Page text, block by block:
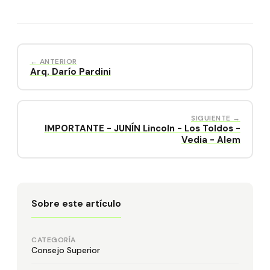
← ANTERIOR
Arq. Darío Pardini
SIGUIENTE →
IMPORTANTE - JUNÍN Lincoln - Los Toldos -
Vedia - Alem
Sobre este artículo
CATEGORÍA
Consejo Superior